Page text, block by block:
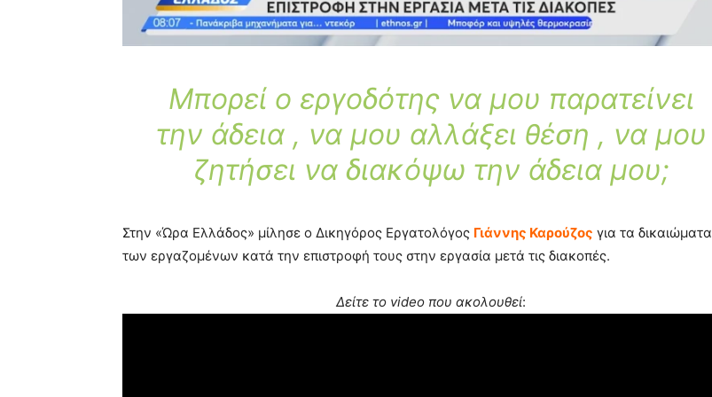
Μπορεί ο εργοδότης να μου παρατείνει
την άδεια , να μου αλλάξει θέση , να μου
ζητήσει να διακόψω την άδεια μου;
Στην «Ώρα Ελλάδος» μίλησε ο Δικηγόρος Εργατολόγος Γιάννης Καρούζος για τα δικαιώματα
των εργαζομένων κατά την επιστροφή τους στην εργασία μετά τις διακοπές.
Δείτε το video που ακολουθεί: